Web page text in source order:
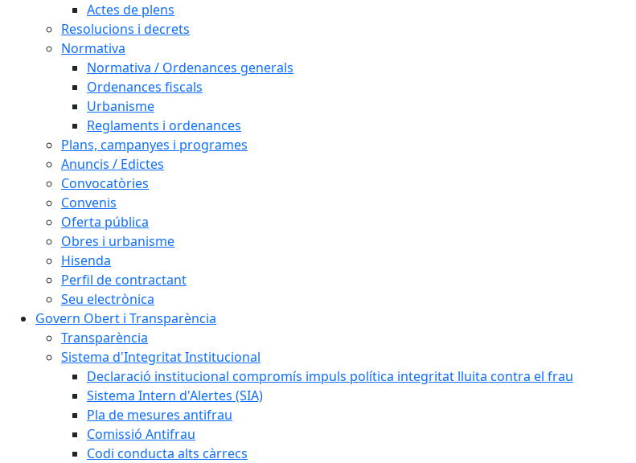
Actes de plens
Resolucions i decrets
Normativa
Normativa / Ordenances generals
Ordenances fiscals
Urbanisme
Reglaments i ordenances
Plans, campanyes i programes
Anuncis / Edictes
Convocatòries
Convenis
Oferta pública
Obres i urbanisme
Hisenda
Perfil de contractant
Seu electrònica
Govern Obert i Transparència
Transparència
Sistema d'Integritat Institucional
Declaració institucional compromís impuls política integritat lluita contra el frau
Sistema Intern d'Alertes (SIA)
Pla de mesures antifrau
Comissió Antifrau
Codi conducta alts càrrecs